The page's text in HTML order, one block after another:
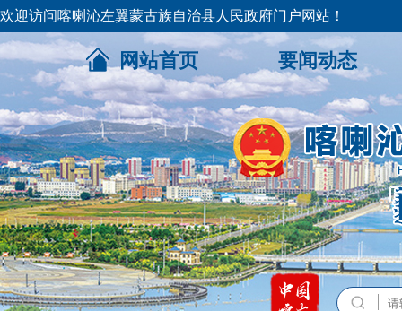
欢迎访问喀喇沁左翼蒙古族自治县人民政府门户网站！
网站首页 要闻动态